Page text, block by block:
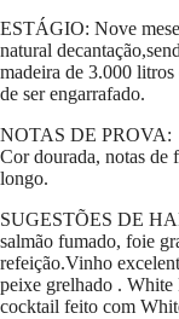
ESTÁGIO: Nove
natural
madeira de 3.000 litros
de ser engarrafado.
NOTAS DE PROVA:
Cor dourada, notas de
longo.
SUGESTÕES DE
salmão fumado, foie
refeição.Vinho
peixe grelhado . White
cocktail feito com